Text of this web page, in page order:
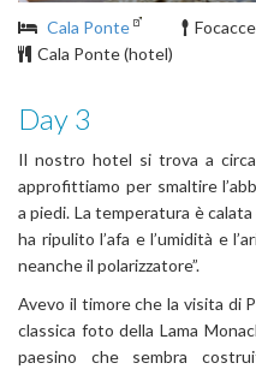
Cala Ponte
Cala Ponte (hotel)
Day 3
Il nostro hotel si trova a circa
approfittiamo per smaltire
a piedi. La temperatura è
ha ripulito l’afa e l’umidità e
neanche il polarizzatore”.
Avevo il timore che la visita di
classica foto della Lama
paesino che sembra